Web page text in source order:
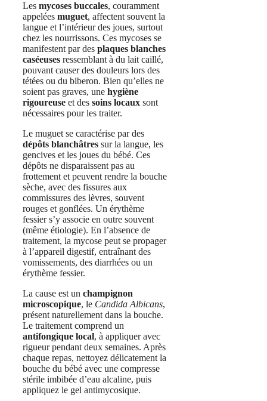
Les mycoses buccales, couramment
appelées muguet, affectent souvent la
langue et l’intérieur des joues, surtout
chez les nourrissons. Ces mycoses se
manifestent par des plaques blanches
caséeuses ressemblant à du lait caillé,
pouvant causer des douleurs lors des
tétées ou du biberon. Bien qu’elles ne
soient pas graves, une hygiène
rigoureuse et des soins locaux sont
nécessaires pour les traiter.
Le muguet se caractérise par des
dépôts blanchâtres sur la langue, les
gencives et les joues du bébé. Ces
dépôts ne disparaissent pas au
frottement et peuvent rendre la bouche
sèche, avec des fissures aux
commissures des lèvres, souvent
rouges et gonflées. Un érythème
fessier s’y associe en outre souvent
(même étiologie). En l’absence de
traitement, la mycose peut se propager
à l’appareil digestif, entraînant des
vomissements, des diarrhées ou un
érythème fessier.
La cause est un champignon
microscopique, le Candida Albicans,
présent naturellement dans la bouche.
Le traitement comprend un
antifongique local, à appliquer avec
rigueur pendant deux semaines. Après
chaque repas, nettoyez délicatement la
bouche du bébé avec une compresse
stérile imbibée d’eau alcaline, puis
appliquez le gel antimycosique.